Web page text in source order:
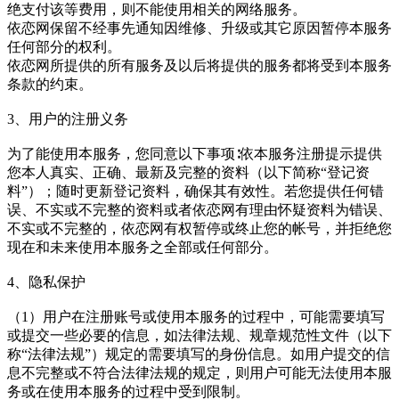
绝支付该等费用，则不能使用相关的网络服务。
依恋网保留不经事先通知因维修、升级或其它原因暂停本服务
任何部分的权利。
依恋网所提供的所有服务及以后将提供的服务都将受到本服务
条款的约束。
3、用户的注册义务
为了能使用本服务，您同意以下事项∶依本服务注册提示提供
您本人真实、正确、最新及完整的资料（以下简称“登记资
料”）；随时更新登记资料，确保其有效性。若您提供任何错
误、不实或不完整的资料或者依恋网有理由怀疑资料为错误、
不实或不完整的，依恋网有权暂停或终止您的帐号，并拒绝您
现在和未来使用本服务之全部或任何部分。
4、隐私保护
（1）用户在注册账号或使用本服务的过程中，可能需要填写
或提交一些必要的信息，如法律法规、规章规范性文件（以下
称“法律法规”）规定的需要填写的身份信息。如用户提交的信
息不完整或不符合法律法规的规定，则用户可能无法使用本服
务或在使用本服务的过程中受到限制。